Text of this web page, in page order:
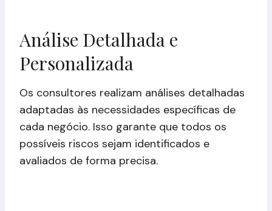
Análise Detalhada e
Personalizada
Os consultores realizam análises detalhadas
adaptadas às necessidades específicas de
cada negócio. Isso garante que todos os
possíveis riscos sejam identificados e
avaliados de forma precisa.